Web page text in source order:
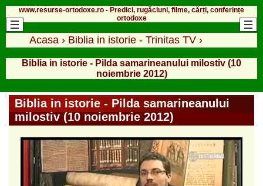
www.resurse-ortodoxe.ro - Predici, rugăciuni, filme, cărți, conferințe
ortodoxe
Acasa › Biblia in istorie - Trinitas TV ›
Biblia in istorie - Pilda samarineanului milostiv (10
noiembrie 2012)
Biblia in istorie - Pilda samarineanului
milostiv (10 noiembrie 2012)